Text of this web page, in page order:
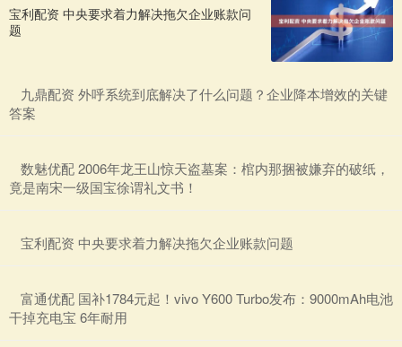
宝利配资 中央要求着力解决拖欠企业账款问
题
​九鼎配资 外呼系统到底解决了什么问题？企业降本增效的关键
答案
​数魅优配 2006年龙王山惊天盗墓案：棺内那捆被嫌弃的破纸，
竟是南宋一级国宝徐谓礼文书！
​宝利配资 中央要求着力解决拖欠企业账款问题
​富通优配 国补1784元起！vivo Y600 Turbo发布：9000mAh电池
干掉充电宝 6年耐用